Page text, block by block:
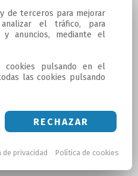
de terceros para mejorar
el tráfico, para
anuncios, mediante el
cookies pulsando en el
las cookies pulsando
RECHAZAR
de privacidad Política de cookies